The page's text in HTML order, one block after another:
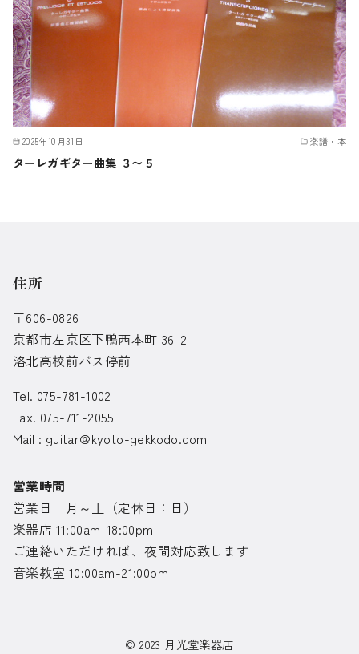
2025年10月31日 楽譜・本
ターレガギター曲集 ３〜５
住所
〒606-0826
京都市左京区下鴨西本町 36-2
洛北高校前バス停前
Tel. 075-781-1002
Fax. 075-711-2055
Mail : guitar@kyoto-gekkodo.com
営業時間
営業日 月～土（定休日：日）
楽器店 11:00am-18:00pm
ご連絡いただければ、夜間対応致します
音楽教室 10:00am-21:00pm
© 2023 月光堂楽器店